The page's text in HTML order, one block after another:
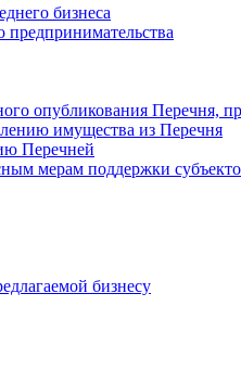
бизнеса
предпринимательства
опубликования Перечня,
имущества из Перечня
Перечней
мерам поддержки
бизнесу